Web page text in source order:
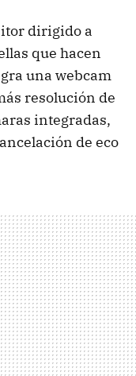
dirigido a
que hacen
una webcam
resolución de
integradas,
de eco